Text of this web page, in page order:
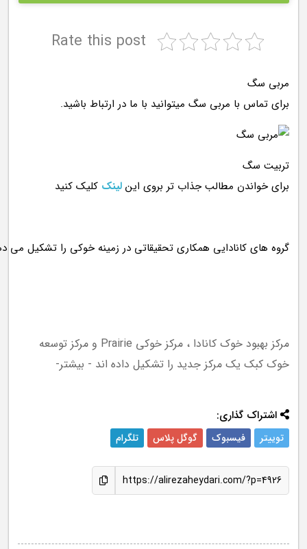
تماس با ما
Rate this post
مربی سگ
برای تماس با مربی سگ میتوانید با ما در ارتباط باشید.
تربیت سگ
برای خواندن مطالب جذاب تر بروی اینلینک کلیک کنید
مرکز بهبود خوک کانادا ، مرکز خوکی Prairie و مرکز توسعه
خوک کبک یک مرکز جدید را تشکیل داده اند - بیشتر-
اشتراک گذاری:
توییتر فیسبوک گوگل پلاس تلگرام
https://alirezaheydari.com/?p=4926